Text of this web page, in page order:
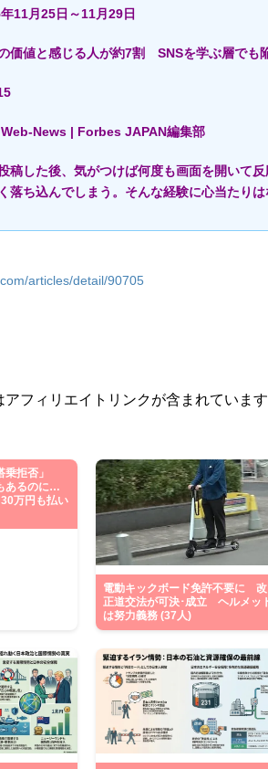
11月25日～11月29日
価値と感じる人が約7割 SNSを学ぶ層でも
News | Forbes JAPAN編集部
稿した後、気がつけば何度も画面を開いて
落ち込んでしまう。そんな経験に心当たりは
articles/detail/90705
フィリエイトリンクが含まれています
乗拒否」
あるのに…
万円も払い
電動キックボード免許不要に 改
正道交法が可決･成立 ヘルメッ
は努力義務 (37人)